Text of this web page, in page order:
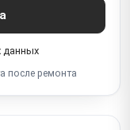
данных
после ремонта